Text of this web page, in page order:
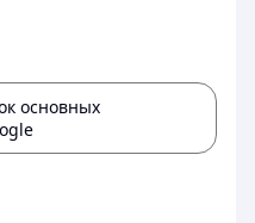
основных